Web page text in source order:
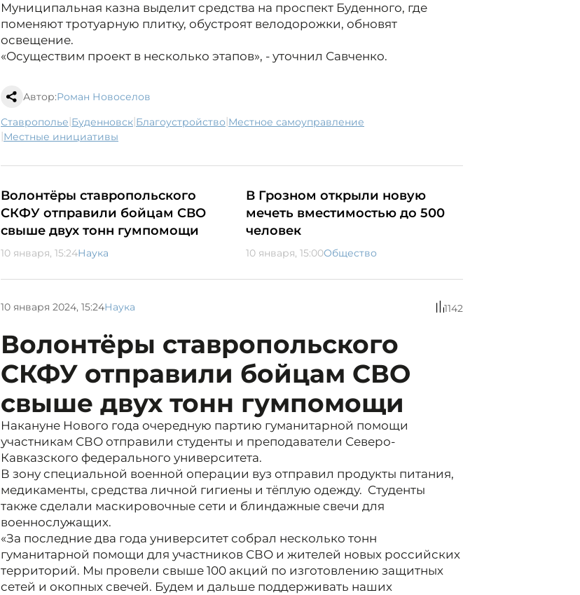
Муниципальная казна выделит средства на проспект Буденного, где
поменяют тротуарную плитку, обустроят велодорожки, обновят
освещение.
«Осуществим проект в несколько этапов», - уточнил Савченко.
Автор:Роман Новоселов
Ставрополье| Буденновск| благоустройство| местное самоуправление
| местные инициативы
Волонтёры ставропольского
СКФУ отправили бойцам СВО
свыше двух тонн гумпомощи
10 января, 15:24Наука
В Грозном открыли новую
мечеть вместимостью до 500
человек
10 января, 15:00Общество
10 января 2024, 15:24Наука 1142
Волонтёры ставропольского
СКФУ отправили бойцам СВО
свыше двух тонн гумпомощи
Накануне Нового года очередную партию гуманитарной помощи
участникам СВО отправили студенты и преподаватели Северо-
Кавказского федерального университета.
В зону специальной военной операции вуз отправил продукты питания,
медикаменты, средства личной гигиены и тёплую одежду. Студенты
также сделали маскировочные сети и блиндажные свечи для
военнослужащих.
«За последние два года университет собрал несколько тонн
гуманитарной помощи для участников СВО и жителей новых российских
территорий. Мы провели свыше 100 акций по изготовлению защитных
сетей и окопных свечей. Будем и дальше поддерживать наших